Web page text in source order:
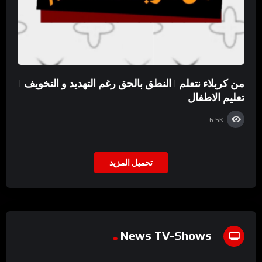
من كربلاء نتعلم | النطق بالحق رغم التهديد و التخويف |
تعليم الاطفال
6.5K
تحميل المزيد
News TV-Shows